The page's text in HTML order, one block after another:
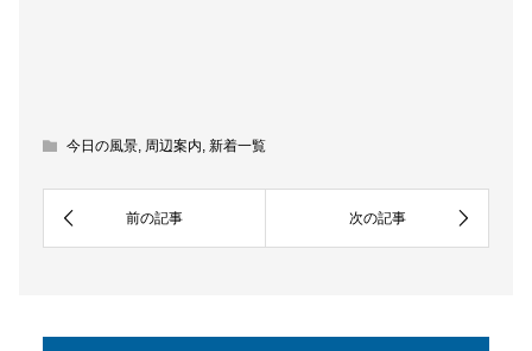
今日の風景, 周辺案内, 新着一覧